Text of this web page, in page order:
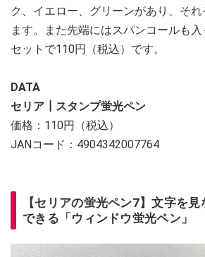
ク、イエロー、グリーンがあり、そ
ます。また先端にはスパンコールも
セットで110円（税込）です。
DATA
セリア┃スタンプ蛍光ペン
価格：110円（税込）
JANコード：4904342007764
【セリアの蛍光ペン7】文字を
できる「ウィンドウ蛍光ペン」